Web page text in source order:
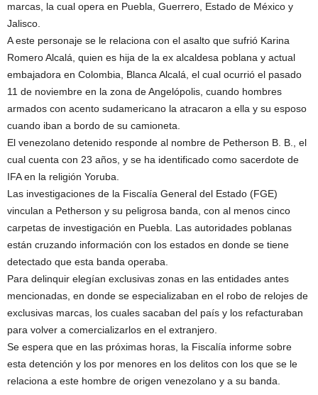
marcas, la cual opera en Puebla, Guerrero, Estado de México y
Jalisco.
A este personaje se le relaciona con el asalto que sufrió Karina
Romero Alcalá, quien es hija de la ex alcaldesa poblana y actual
embajadora en Colombia, Blanca Alcalá, el cual ocurrió el pasado
11 de noviembre en la zona de Angelópolis, cuando hombres
armados con acento sudamericano la atracaron a ella y su esposo
cuando iban a bordo de su camioneta.
El venezolano detenido responde al nombre de Petherson B. B., el
cual cuenta con 23 años, y se ha identificado como sacerdote de
IFA en la religión Yoruba.
Las investigaciones de la Fiscalía General del Estado (FGE)
vinculan a Petherson y su peligrosa banda, con al menos cinco
carpetas de investigación en Puebla. Las autoridades poblanas
están cruzando información con los estados en donde se tiene
detectado que esta banda operaba.
Para delinquir elegían exclusivas zonas en las entidades antes
mencionadas, en donde se especializaban en el robo de relojes de
exclusivas marcas, los cuales sacaban del país y los refacturaban
para volver a comercializarlos en el extranjero.
Se espera que en las próximas horas, la Fiscalía informe sobre
esta detención y los por menores en los delitos con los que se le
relaciona a este hombre de origen venezolano y a su banda.